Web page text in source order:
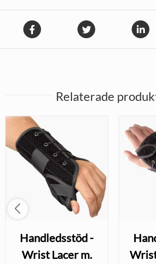
Relaterade
Handledsstöd -
Wrist Lacer m.